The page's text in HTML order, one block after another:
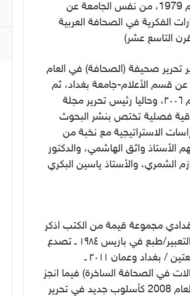
عززها بالدكتوراه في عام 1979، من نفس الجامعة عن
الفكرية في الصحافة العربية
التاسع عشر)
تحرير صحيفة (الصحافة) في العام
عن قسم الأعلام-جامعة بغداد، ثم
رئيساً لتحريرها في العام ٢٠٠٦، وحاليا رئيس تحرير مجلة
فصلية تختص بنشر البحوث
الاستراتيجية مع نخبة من
الأستاذ واثق الهاشمي، والدكتور
الشمري، والأستاذ ياسين البكري
مجموعة قيمة من الكتب اذكر
منها: (البحث عن حرية التعبير/طبع في باريس ١٩٨٤ ـ تصدع
السلطة الرابعة/في طبعتين / بغداد وعمان ٢٠١١ ـ
في الصحافة الساخرة) فيما انجز
(نظرية “الملوية” في العام 2008 كأسلوب جديد في تحرير